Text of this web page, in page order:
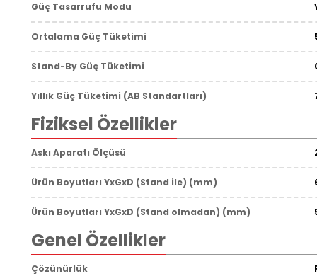
Güç Tasarrufu Modu
Ortalama Güç Tüketimi
Stand-By Güç Tüketimi
Yıllık Güç Tüketimi (AB Standartları)
Fiziksel Özellikler
Askı Aparatı Ölçüsü
Ürün Boyutları YxGxD (Stand ile) (mm)
Ürün Boyutları YxGxD (Stand olmadan) (mm)
Genel Özellikler
Çözünürlük